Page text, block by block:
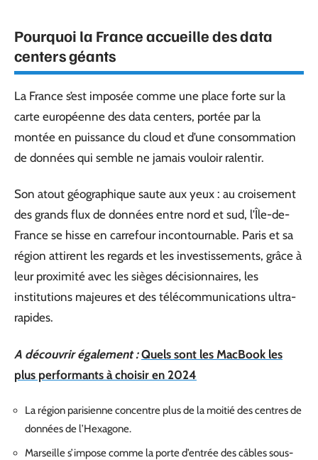
Pourquoi la France accueille des data
centers géants
La France s’est imposée comme une place forte sur la
carte européenne des data centers, portée par la
montée en puissance du cloud et d’une consommation
de données qui semble ne jamais vouloir ralentir.
Son atout géographique saute aux yeux : au croisement
des grands flux de données entre nord et sud, l’Île-de-
France se hisse en carrefour incontournable. Paris et sa
région attirent les regards et les investissements, grâce à
leur proximité avec les sièges décisionnaires, les
institutions majeures et des télécommunications ultra-
rapides.
A découvrir également : Quels sont les MacBook les
plus performants à choisir en 2024
La région parisienne concentre plus de la moitié des centres de
données de l’Hexagone.
Marseille s’impose comme la porte d’entrée des câbles sous-